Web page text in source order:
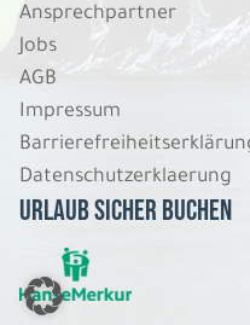
Ansprechpartner
Jobs
AGB
Impressum
Datenschutzerklaerung
Urlaub sicher buchen